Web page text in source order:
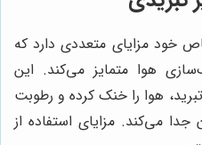
خود مزایای متعددی دارد که
هوا متمایز می‌کند. این
هوا را خنک کرده و رطوبت
می‌کند. مزایای استفاده از